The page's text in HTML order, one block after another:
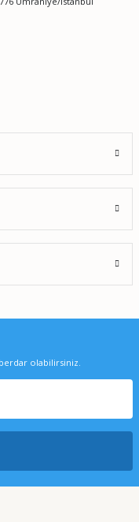
olabilirsiniz.